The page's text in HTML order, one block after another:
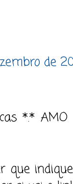
de
*.* AMO
que